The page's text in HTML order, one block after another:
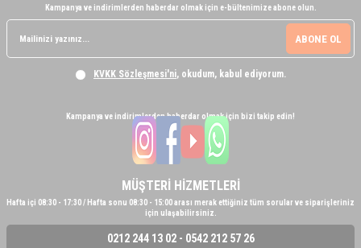
Kampanya ve indirimlerden haberdar olmak için e-bültenimize abone olun.
ABONE OL
KVKK Sözleşmesi'ni, okudum, kabul ediyorum.
Kampanya ve indirimlerden haberdar olmak için bizi takip edin!
MÜŞTERİ HİZMETLERİ
Hafta içi 08:30 - 17:30 / Hafta sonu 08:30 - 15:00 arası merak ettiğiniz tüm sorular ve siparişleriniz
için ulaşabilirsiniz.
0212 244 13 02 - 0542 212 57 26